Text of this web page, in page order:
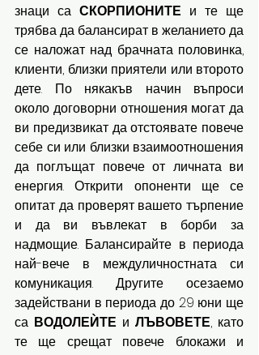
знаци са СКОРПИОНИТЕ и те ще
трябва да балансират в желанието да
се наложат над брачната половинка,
клиенти, близки приятели или второто
дете. По някакъв начин въпроси
около договорни отношения могат да
ви предизвикат да отстоявате повече
себе си или близки взаимоотношения
да поглъщат повече от личната ви
енергия. Открити опоненти ще се
опитат да проверят вашето търпение
и да ви въвлекат в борби за
надмощие. Балансирайте в периода
най-вече в междуличностната си
комуникация. Другите осезаемо
задействани в периода до 29 юни ще
са ВОДОЛЕЍТЕ и ЛЪВОВЕТЕ, като
те ще срещат повече блокажи и